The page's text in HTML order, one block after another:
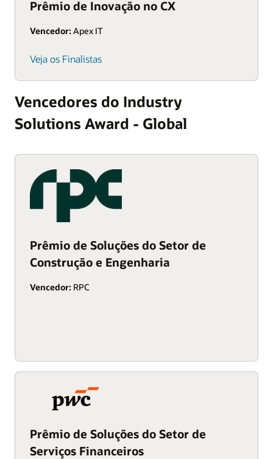
Prêmio de Inovação no CX
Vencedor: Apex IT
Veja os Finalistas
Vencedores do Industry
Solutions Award - Global
Prêmio de Soluções do Setor de
Construção e Engenharia
Vencedor: RPC
Prêmio de Soluções do Setor de
Serviços Financeiros